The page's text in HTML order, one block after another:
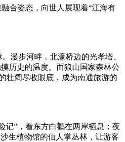
合姿态，向世人展现着“江海有
漫步河畔，北濠桥边的光孝塔、
历史的温度。而狼山国家森林公
壮阔尽收眼底，成为南通旅游的
记”，看东方白鹳在两岸栖息；夜
生植物馆的仙人掌丛林，让游客